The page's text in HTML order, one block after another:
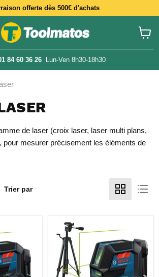
offerte dès 500€ d'achats
84 60 36 26 Lun-Ven 8h30-18h30
le
de laser (croix laser, laser multi plans,
pour mesurer précisement les éléments de
Trier par